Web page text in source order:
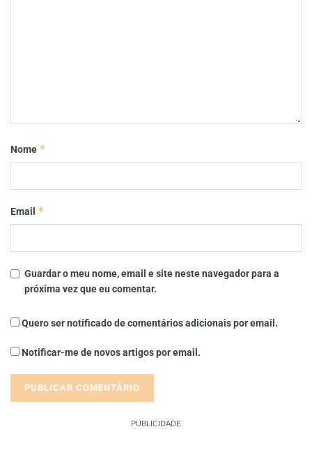
Nome *
Email *
Guardar o meu nome, email e site neste navegador para a
próxima vez que eu comentar.
Quero ser notificado de comentários adicionais por email.
Notificar-me de novos artigos por email.
PUBLICIDADE